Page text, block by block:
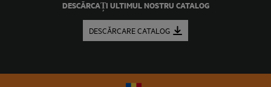
DESCĂRCAȚI ULTIMUL NOSTRU CATALOG
DESCĂRCARE CATALOG